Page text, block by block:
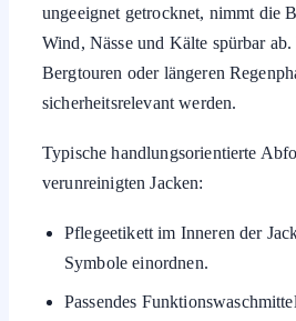
ungeeignet getrocknet, nimmt die
Wind, Nässe und Kälte spürbar
Bergtouren oder längeren
sicherheitsrelevant werden.
Typische handlungsorientierte
verunreinigten Jacken:
Pflegeetikett im Inneren der
Symbole einordnen.
Passendes